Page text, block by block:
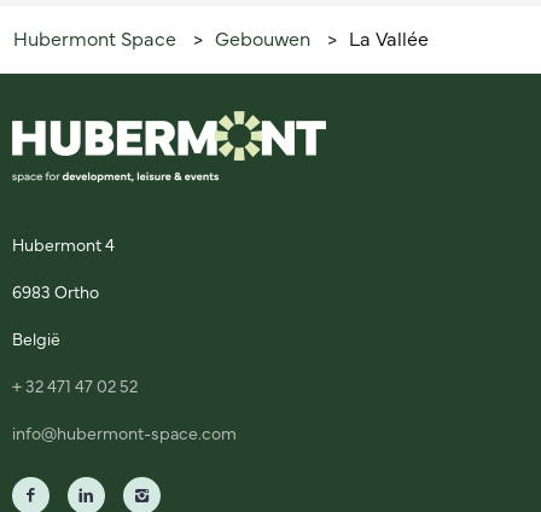
Hubermont Space > Gebouwen > La Vallée
Hubermont 4
6983 Ortho
België
+ 32 471 47 02 52
info@hubermont-space.com